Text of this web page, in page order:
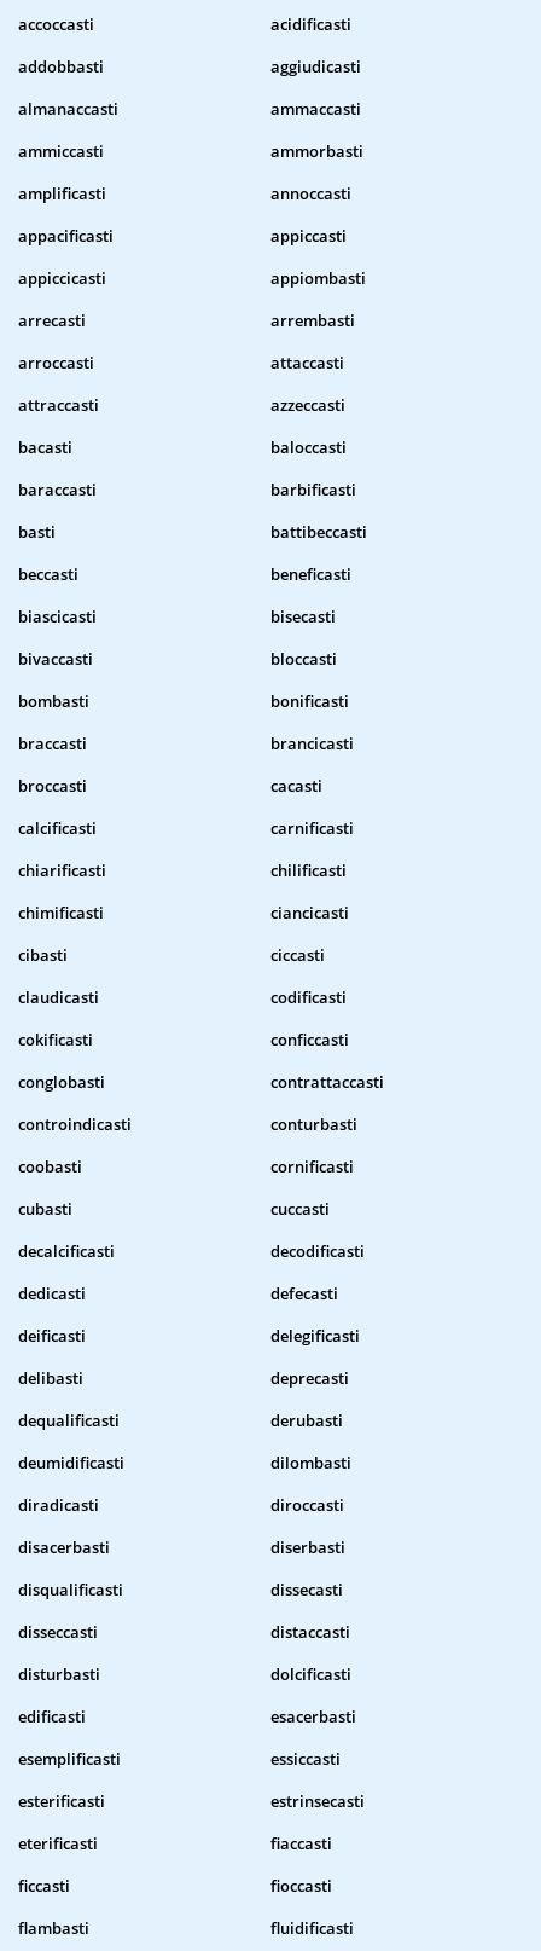
accoccasti
acidificasti
addobbasti
aggiudicasti
almanaccasti
ammaccasti
ammiccasti
ammorbasti
amplificasti
annoccasti
appacificasti
appiccasti
appiccicasti
appiombasti
arrecasti
arrembasti
arroccasti
attaccasti
attraccasti
azzeccasti
bacasti
baloccasti
baraccasti
barbificasti
basti
battibeccasti
beccasti
beneficasti
biascicasti
bisecasti
bivaccasti
bloccasti
bombasti
bonificasti
braccasti
brancicasti
broccasti
cacasti
calcificasti
carnificasti
chiarificasti
chilificasti
chimificasti
ciancicasti
cibasti
ciccasti
claudicasti
codificasti
cokificasti
conficcasti
conglobasti
contrattaccasti
controindicasti
conturbasti
coobasti
cornificasti
cubasti
cuccasti
decalcificasti
decodificasti
dedicasti
defecasti
deificasti
delegificasti
delibasti
deprecasti
dequalificasti
derubasti
deumidificasti
dilombasti
diradicasti
diroccasti
disacerbasti
diserbasti
disqualificasti
dissecasti
disseccasti
distaccasti
disturbasti
dolcificasti
edificasti
esacerbasti
esemplificasti
essiccasti
esterificasti
estrinsecasti
eterificasti
fiaccasti
ficcasti
fioccasti
flambasti
fluidificasti